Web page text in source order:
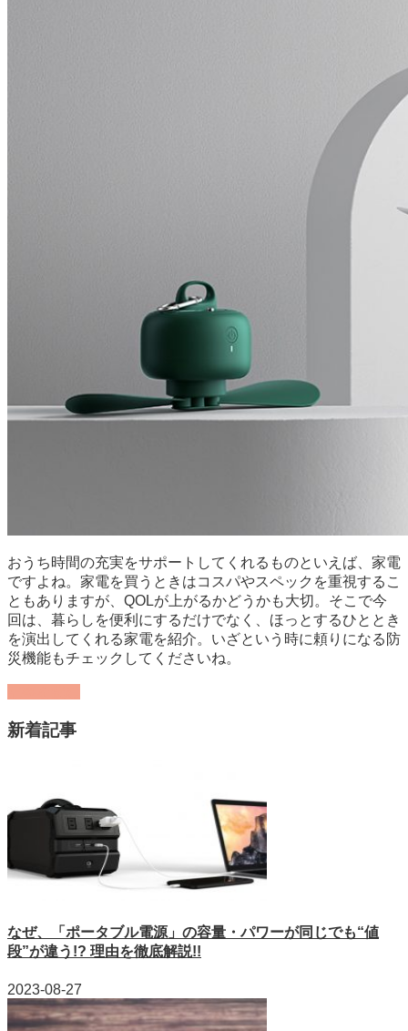
おうち時間の充実をサポートしてくれるものといえば、家電
ですよね。家電を買うときはコスパやスペックを重視するこ
ともありますが、QOLが上がるかどうかも大切。そこで今
回は、暮らしを便利にするだけでなく、ほっとするひととき
を演出してくれる家電を紹介。いざという時に頼りになる防
災機能もチェックしてくださいね。
新着記事
なぜ、「ポータブル電源」の容量・パワーが同じでも“値
段”が違う!? 理由を徹底解説!!
2023-08-27